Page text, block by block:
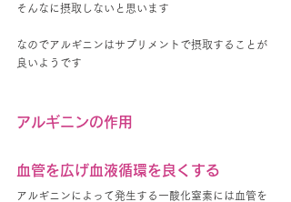
そんなに摂取しないと思います
なのでアルギニンはサプリメントで摂取することが
良いようです
アルギニンの作用
血管を広げ血液循環を良くする
アルギニンによって発生する一酸化窒素には血管を